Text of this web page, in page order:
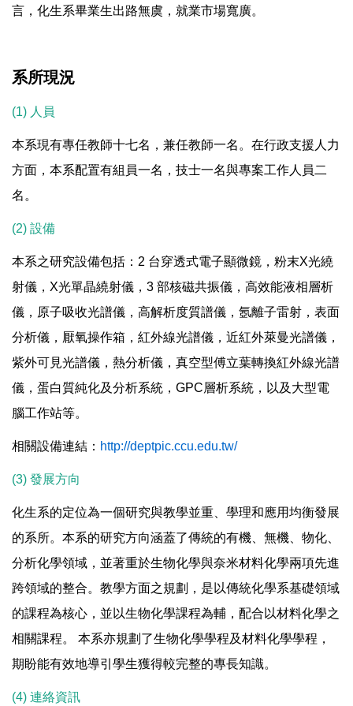
言，化生系畢業生出路無虞，就業市場寬廣。
系所現況
(1) 人員
本系現有專任教師十七名，兼任教師一名。在行政支援人力
方面，本系配置有組員一名，技士一名與專案工作人員二
名。
(2) 設備
本系之研究設備包括：2 台穿透式電子顯微鏡，粉末X光繞
射儀，X光單晶繞射儀，3 部核磁共振儀，高效能液相層析
儀，原子吸收光譜儀，高解析度質譜儀，氬離子雷射，表面
分析儀，厭氧操作箱，紅外線光譜儀，近紅外萊曼光譜儀，
紫外可見光譜儀，熱分析儀，真空型傅立葉轉換紅外線光譜
儀，蛋白質純化及分析系統，GPC層析系統，以及大型電
腦工作站等。
相關設備連結： http://deptpic.ccu.edu.tw/
(3) 發展方向
化生系的定位為一個研究與教學並重、學理和應用均衡發展
的系所。本系的研究方向涵蓋了傳統的有機、無機、物化、
分析化學領域，並著重於生物化學與奈米材料化學兩項先進
跨領域的整合。教學方面之規劃，是以傳統化學系基礎領域
的課程為核心，並以生物化學課程為輔，配合以材料化學之
相關課程。 本系亦規劃了生物化學學程及材料化學學程，
期盼能有效地導引學生獲得較完整的專長知識。
(4) 連絡資訊